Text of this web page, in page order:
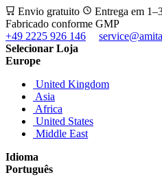
Envio gratuito Entrega em
Fabricado conforme GMP
+49 2225 926 146
Selecionar Loja
Europe
United Kingdom
Asia
Africa
United States
Middle East
Idioma
Português